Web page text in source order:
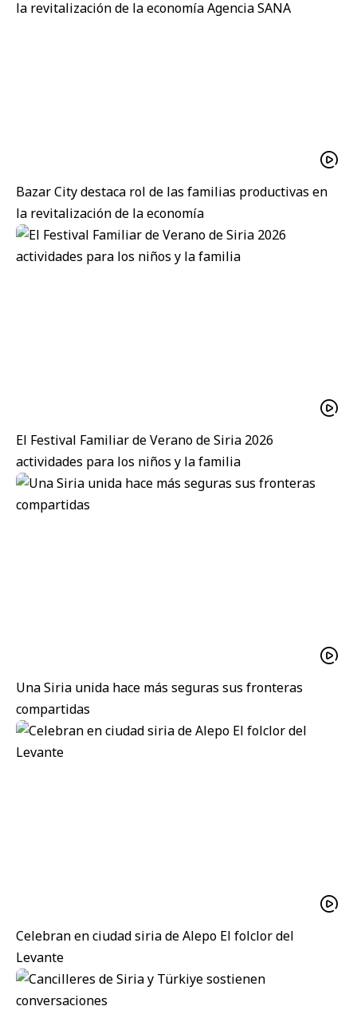
Bazar City destaca rol de las familias productivas en
la revitalización de la economía
El Festival Familiar de Verano de Siria 2026
actividades para los niños y la familia
Una Siria unida hace más seguras sus fronteras
compartidas
Celebran en ciudad siria de Alepo El folclor del
Levante